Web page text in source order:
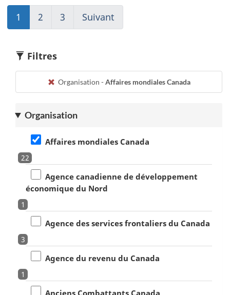
1
(current)
Aller
1
2
to
2
3 (current)
Aller
Suivant
to
Filtres
Organisation -Affaires mondiales Canada
Organisation
Affaires mondiales Canada
22
Agence canadienne de développement
économique du Nord
1
Agence des services frontaliers du Canada
3
Agence du revenu du Canada
1
Anciens Combattants Canada